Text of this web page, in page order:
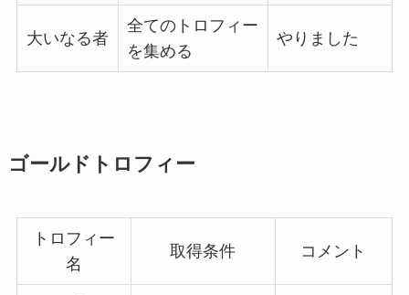
大いなる者
全てのトロフィー
を集める
やりました
ゴールドトロフィー
トロフィー
名
取得条件 コメント